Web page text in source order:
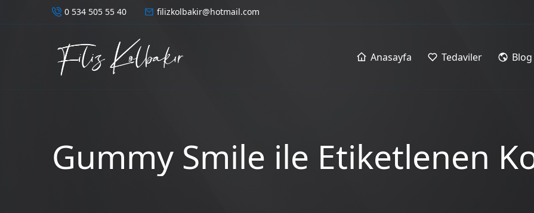
0 534 505 55 40 filizkolbakir@hotmail.com
Anasayfa Tedaviler Blog
Gummy Smile ile Etiketlenen